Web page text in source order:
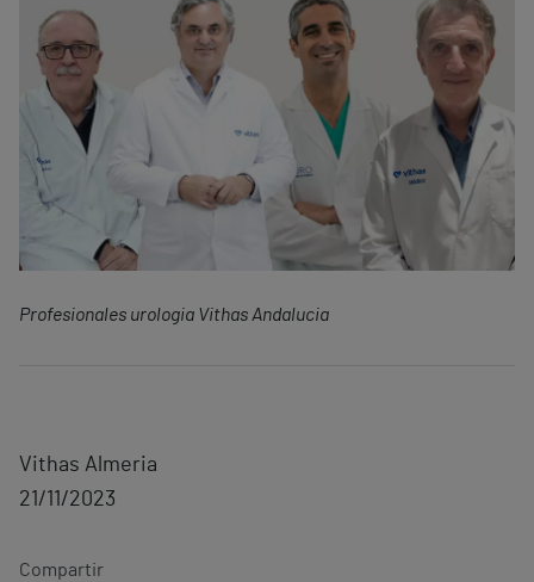
Profesionales urologia Vithas Andalucia
Vithas Almeria
21/11/2023
Compartir